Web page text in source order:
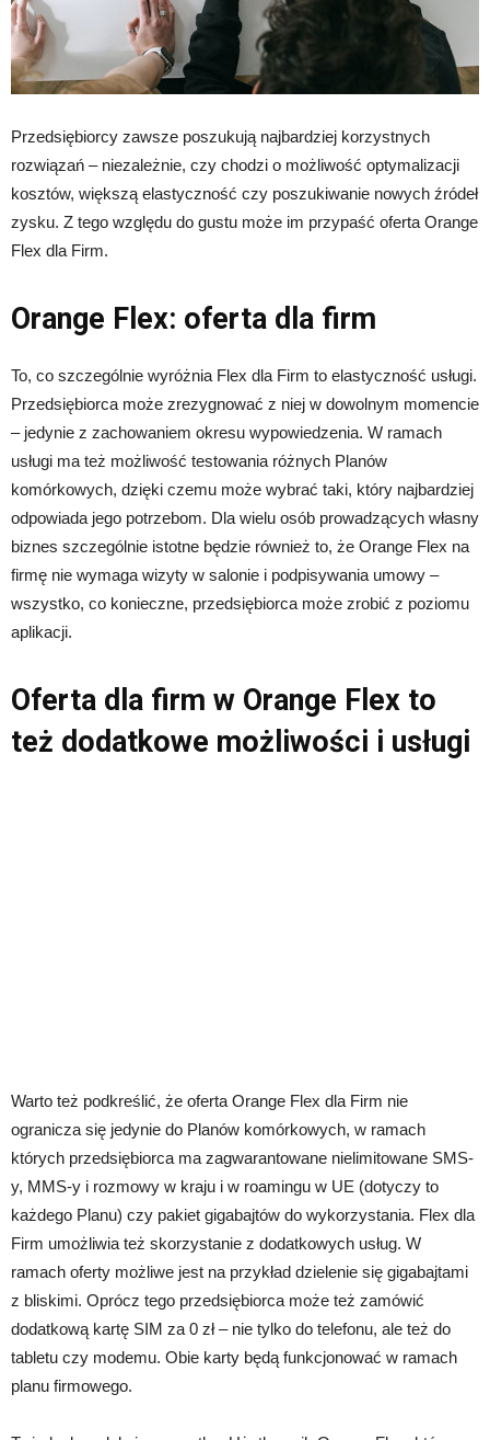
Przedsiębiorcy zawsze poszukują najbardziej korzystnych
rozwiązań – niezależnie, czy chodzi o możliwość optymalizacji
kosztów, większą elastyczność czy poszukiwanie nowych źródeł
zysku. Z tego względu do gustu może im przypaść oferta Orange
Flex dla Firm.
Orange Flex: oferta dla firm
To, co szczególnie wyróżnia Flex dla Firm to elastyczność usługi.
Przedsiębiorca może zrezygnować z niej w dowolnym momencie
– jedynie z zachowaniem okresu wypowiedzenia. W ramach
usługi ma też możliwość testowania różnych Planów
komórkowych, dzięki czemu może wybrać taki, który najbardziej
odpowiada jego potrzebom. Dla wielu osób prowadzących własny
biznes szczególnie istotne będzie również to, że Orange Flex na
firmę nie wymaga wizyty w salonie i podpisywania umowy –
wszystko, co konieczne, przedsiębiorca może zrobić z poziomu
aplikacji.
Oferta dla firm w Orange Flex to
też dodatkowe możliwości i usługi
Warto też podkreślić, że oferta Orange Flex dla Firm nie
ogranicza się jedynie do Planów komórkowych, w ramach
których przedsiębiorca ma zagwarantowane nielimitowane SMS-
y, MMS-y i rozmowy w kraju i w roamingu w UE (dotyczy to
każdego Planu) czy pakiet gigabajtów do wykorzystania. Flex dla
Firm umożliwia też skorzystanie z dodatkowych usług. W
ramach oferty możliwe jest na przykład dzielenie się gigabajtami
z bliskimi. Oprócz tego przedsiębiorca może też zamówić
dodatkową kartę SIM za 0 zł – nie tylko do telefonu, ale też do
tabletu czy modemu. Obie karty będą funkcjonować w ramach
planu firmowego.